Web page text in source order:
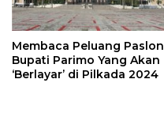
Membaca Peluang Paslon
Bupati Parimo Yang Akan
‘Berlayar’ di Pilkada 2024